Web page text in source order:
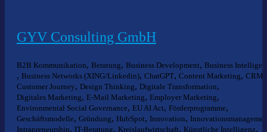
GYV Consulting GmbH
B2B Kommunikation, Beratung, Business Development, Business
, Business Networks (XING/Linkedin), ChatGPT, Content Marketing, CRM
Customer Journey, Design Thinking, Digitale Transformation,
Digitales Marketing, E-Mail Marketing, Employer Marketing,
Environmental Social Governance, EU AI Act, Förderprogramme,
Geschäftsmodelle, Gründung, HubSpot, Innovation,
Intrapreneurship, IT-Beratung, Kreislaufwirtschaft, Künstliche Intelligenz,